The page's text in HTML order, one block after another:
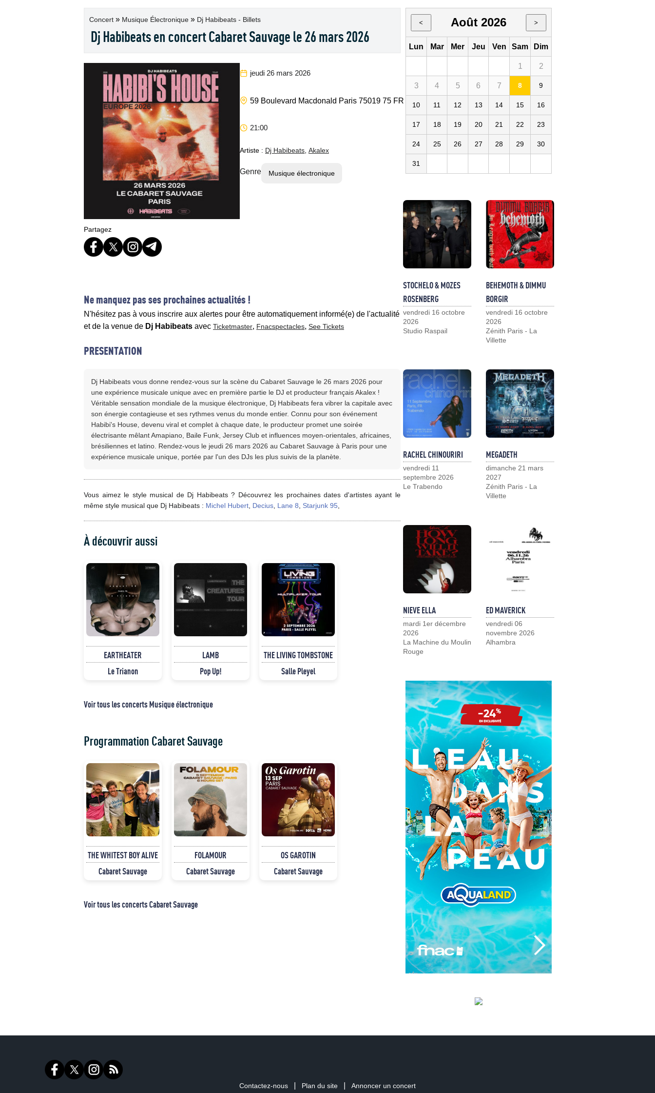
Concert » Musique Électronique » Dj Habibeats - Billets
Dj Habibeats en concert Cabaret Sauvage le 26 mars 2026
jeudi 26 mars 2026
59 Boulevard Macdonald Paris 75019 75 FR Cabaret Sauvage
21:00
Artiste : Dj Habibeats Akalex
Genre Musique électronique
Partagez
Ne manquez pas ses prochaines actualités !
N'hésitez pas à vous inscrire aux alertes pour être automatiquement informé(e) de l'actualité
et de la venue de Dj Habibeats avec Ticketmaster, Fnacspectacles, See Tickets
PRESENTATION
Dj Habibeats vous donne rendez-vous sur la scène du Cabaret Sauvage le 26 mars 2026 pour
une expérience musicale unique avec en première partie le DJ et producteur français Akalex !
Véritable sensation mondiale de la musique électronique, Dj Habibeats fera vibrer la capitale avec
son énergie contagieuse et ses rythmes venus du monde entier. Connu pour son événement
Habibi's House, devenu viral et complet à chaque date, le producteur promet une soirée
électrisante mêlant Amapiano, Baile Funk, Jersey Club et influences moyen-orientales, africaines,
brésiliennes et latino. Rendez-vous le jeudi 26 mars 2026 au Cabaret Sauvage à Paris pour une
expérience musicale unique, portée par l'un des DJs les plus suivis de la planète.
Vous aimez le style musical de Dj Habibeats ? Découvrez les prochaines dates d'artistes ayant le
même style musical que Dj Habibeats : Michel Hubert Decius Lane 8 Starjunk 95
À découvrir aussi
EARTHEATER
Le Trianon
LAMB
Pop Up!
THE LIVING TOMBSTONE
Salle Pleyel
Voir tous les concerts Musique électronique
Programmation Cabaret Sauvage
THE WHITEST BOY ALIVE
Cabaret Sauvage
FOLAMOUR
Cabaret Sauvage
OS GAROTIN
Cabaret Sauvage
Voir tous les concerts Cabaret Sauvage
< Août 2026 >
Lun Mar Mer Jeu Ven Sam Dim
1 2
3 4 5 6 7 8 9
10 11 12 13 14 15 16
17 18 19 20 21 22 23
24 25 26 27 28 29 30
31
STOCHELO & MOZES
ROSENBERG
vendredi 16 octobre
2026
Studio Raspail
BEHEMOTH & DIMMU
BORGIR
vendredi 16 octobre
2026
Zénith Paris - La
Villette
RACHEL CHINOURIRI
vendredi 11
septembre 2026
Le Trabendo
MEGADETH
dimanche 21 mars
2027
Zénith Paris - La
Villette
NIEVE ELLA
mardi 1er décembre
2026
La Machine du Moulin
Rouge
ED MAVERICK
vendredi 06
novembre 2026
Alhambra
Contactez-nous Plan du site Annoncer un concert